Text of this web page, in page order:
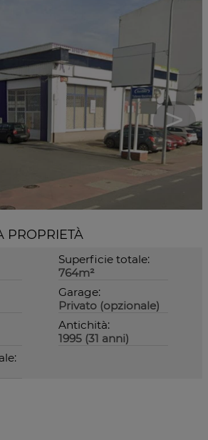
>
PROPRIETÀ
Superficie totale:
764m²
Garage:
Privato (opzionale)
Antichità:
1995 (31 anni)